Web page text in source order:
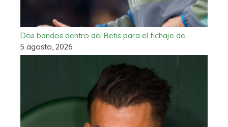
Dos bandos dentro del Betis para el fichaje de…
5 agosto, 2026